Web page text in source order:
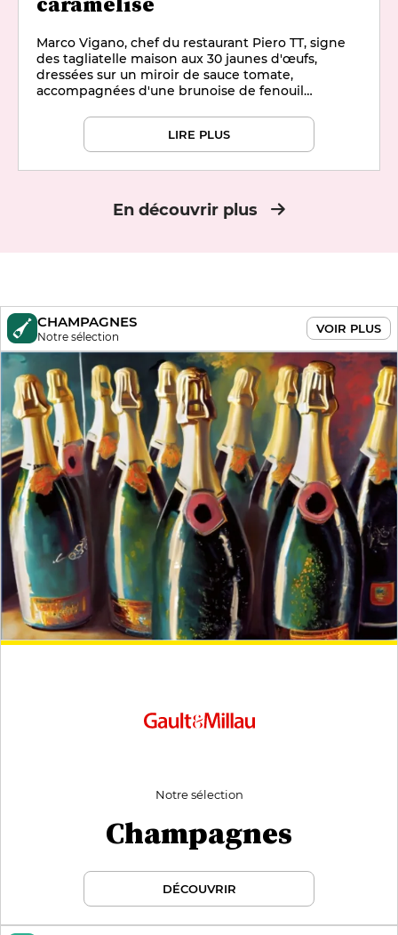
Marco Vigano, chef du restaurant Piero TT, signe
des tagliatelle maison aux 30 jaunes d'œufs,
dressées sur un miroir de sauce tomate,
accompagnées d'une brunoise de fenouil
balsamique blanc, le tout lié dans une émulsion
minute au beurre et à la ciboulette.
LIRE PLUS
En découvrir plus
CHAMPAGNES
Notre sélection
VOIR PLUS
Notre sélection
Champagnes
DÉCOUVRIR